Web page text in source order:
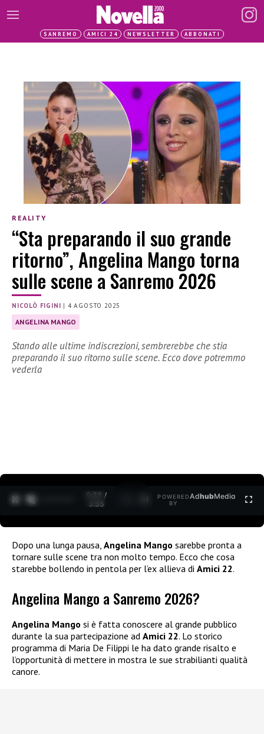
SANREMO AMICI 24 NEWSLETTER ABBONATI
REALITY
“Sta preparando il suo grande
ritorno”, Angelina Mango torna
sulle scene a Sanremo 2026
NICOLÒ FIGINI | 4 AGOSTO 2025
ANGELINA MANGO
Stando alle ultime indiscrezioni, sembrerebbe che stia
preparando il suo ritorno sulle scene. Ecco dove potremmo
vederla
0:30 /
3:35
POWERED
BY
AdhubMedia
Dopo una lunga pausa, Angelina Mango sarebbe pronta a
tornare sulle scene tra non molto tempo. Ecco che cosa
starebbe bollendo in pentola per l’ex allieva di Amici 22.
Angelina Mango a Sanremo 2026?
Angelina Mango si è fatta conoscere al grande pubblico
durante la sua partecipazione ad Amici 22. Lo storico
programma di Maria De Filippi le ha dato grande risalto e
l’opportunità di mettere in mostra le sue strabilianti qualità
canore.